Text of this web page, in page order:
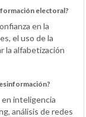
electoral?
en la
el uso de la
la alfabetización
inteligencia
análisis de redes